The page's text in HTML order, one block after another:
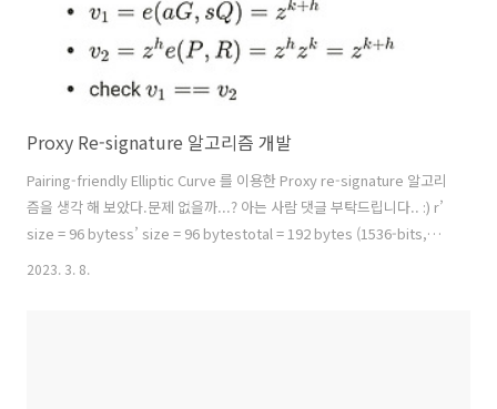
Proxy Re-signature 알고리즘 개발
Pairing-friendly Elliptic Curve 를 이용한 Proxy re-signature 알고리
즘을 생각 해 보았다.문제 없을까...? 아는 사람 댓글 부탁드립니다.. :) r’
size = 96 bytess’ size = 96 bytestotal = 192 bytes (1536-bits,
rsa-2048 보다는 작음) --- 이전 버전 --- **주의** 이 알고리즘엔 심각한
2023. 3. 8.